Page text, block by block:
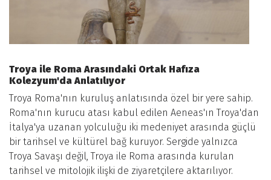
Troya ile Roma Arasındaki Ortak Hafıza
Kolezyum'da Anlatılıyor
Troya Roma'nın kuruluş anlatısında özel bir yere sahip.
Roma'nın kurucu atası kabul edilen Aeneas'ın Troya'dan
İtalya'ya uzanan yolculuğu iki medeniyet arasında güçlü
bir tarihsel ve kültürel bağ kuruyor. Sergide yalnızca
Troya Savaşı değil, Troya ile Roma arasında kurulan
tarihsel ve mitolojik ilişki de ziyaretçilere aktarılıyor.